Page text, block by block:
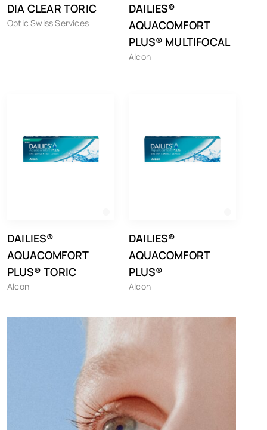
DIA CLEAR TORIC
Optic Swiss Services
DAILIES®
AQUACOMFORT
PLUS® MULTIFOCAL
Alcon
DAILIES®
AQUACOMFORT
PLUS® TORIC
Alcon
DAILIES®
AQUACOMFORT
PLUS®
Alcon